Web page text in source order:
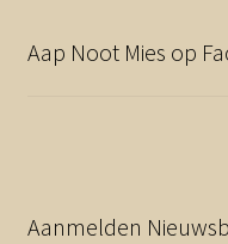
Aap Noot Mies op
Aanmelden